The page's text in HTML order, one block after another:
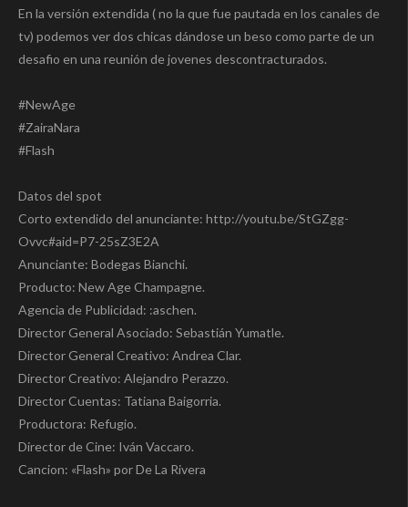
En la versión extendida ( no la que fue pautada en los canales de
tv) podemos ver dos chicas dándose un beso como parte de un
desafio en una reunión de jovenes descontracturados.
#NewAge
#ZairaNara
#Flash
Datos del spot
Corto extendido del anunciante: http://youtu.be/StGZgg-
Ovvc#aid=P7-25sZ3E2A
Anunciante: Bodegas Bianchi.
Producto: New Age Champagne.
Agencia de Publicidad: :aschen.
Director General Asociado: Sebastián Yumatle.
Director General Creativo: Andrea Clar.
Director Creativo: Alejandro Perazzo.
Director Cuentas: Tatiana Baigorria.
Productora: Refugio.
Director de Cine: Iván Vaccaro.
Cancion: «Flash» por De La Rivera